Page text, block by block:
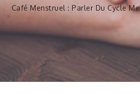
Café Menstruel : Parler Du Cycle